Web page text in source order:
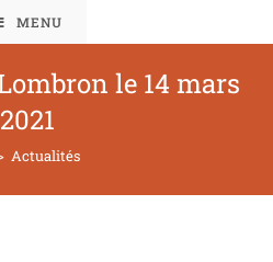
MENU
le 14 mars
2021
Actualités